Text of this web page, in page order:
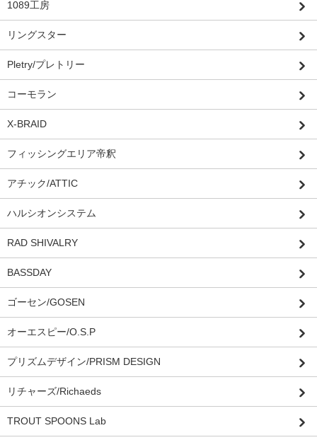
1089工房
リングスター
Pletry/プレトリー
コーモラン
X-BRAID
フィッシングエリア帝釈
アチック/ATTIC
ハルシオンシステム
RAD SHIVALRY
BASSDAY
ゴーセン/GOSEN
オーエスピー/O.S.P
プリズムデザイン/PRISM DESIGN
リチャーズ/Richaeds
TROUT SPOONS Lab